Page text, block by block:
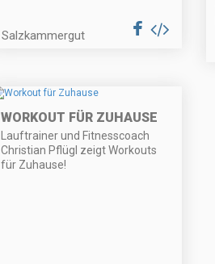
Salzkammergut
WORKOUT FÜR ZUHAUSE
Lauftrainer und Fitnesscoach
Christian Pflügl zeigt Workouts
für Zuhause!